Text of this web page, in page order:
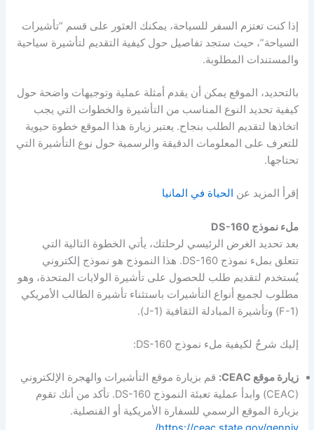
إذا كنت تعتزم السفر للسياحة، يمكنك العثور على قسم “تأشيرات
السياحة”، حيث ستجد تفاصيل حول كيفية التقديم لتأشيرة سياحية
والمستندات المطلوبة.
بالتحديد، الموقع يمكن أن يقدم أمثلة عملية وتوجيهات واضحة حول
كيفية تحديد النوع المناسب من التأشيرة والخطوات التي يجب
اتخاذها لتقديم الطلب بنجاح. يعتبر زيارة هذا الموقع خطوة حيوية
للتعرف على المعلومات الدقيقة والرسمية حول نوع التأشيرة التي
تحتاجها.
إقرأ المزيد عن الحياة في المانيا
ملء نموذج DS-160
بعد تحديد الغرض الرئيسي لرحلتك، يأتي الخطوة التالية التي
تتعلق بملء نموذج DS-160. هذا النموذج هو نموذج إلكتروني
يُستخدم لتقديم طلب للحصول على تأشيرة الولايات المتحدة، وهو
مطلوب لجميع أنواع التأشيرات باستثناء تأشيرة الطالب الأمريكي
(F-1) وتأشيرة المبادلة الثقافية (J-1).
إليك شرحٌ لكيفية ملء نموذج DS-160:
زيارة موقع CEAC:
قم بزيارة موقع التأشيرات والهجرة الإلكتروني
(CEAC) وابدأ عملية تعبئة النموذج DS-160. تأكد من أنك تقوم
بزيارة الموقع الرسمي للسفارة الأمريكية أو القنصلية.